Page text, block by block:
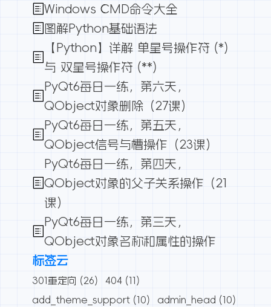
Windows CMD命令大全
图解Python基础语法
【Python】详解 单星号操作符 (*)
与 双星号操作符 (**)
PyQt6每日一练，第六天，
QObject对象删除（27课）
PyQt6每日一练，第五天，
QObject信号与槽操作（23课）
PyQt6每日一练，第四天，
QObject对象的父子关系操作（21
课）
PyQt6每日一练，第三天，
QObject对象名称和属性的操作
标签云
301重定向 (26) 404 (11)
add_theme_support (10) admin_head (10)